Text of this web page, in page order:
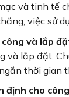
và tinh tế
việc sử
và lắp
và lắp đặt.
thời gian
định cho